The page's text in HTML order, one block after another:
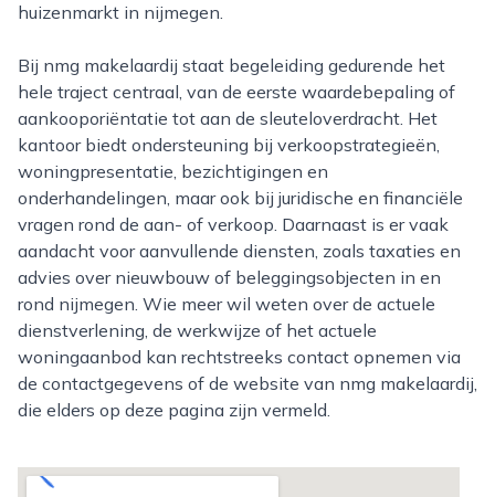
huizenmarkt in nijmegen.
Bij nmg makelaardij staat begeleiding gedurende het
hele traject centraal, van de eerste waardebepaling of
aankooporiëntatie tot aan de sleuteloverdracht. Het
kantoor biedt ondersteuning bij verkoopstrategieën,
woningpresentatie, bezichtigingen en
onderhandelingen, maar ook bij juridische en financiële
vragen rond de aan- of verkoop. Daarnaast is er vaak
aandacht voor aanvullende diensten, zoals taxaties en
advies over nieuwbouw of beleggingsobjecten in en
rond nijmegen. Wie meer wil weten over de actuele
dienstverlening, de werkwijze of het actuele
woningaanbod kan rechtstreeks contact opnemen via
de contactgegevens of de website van nmg makelaardij,
die elders op deze pagina zijn vermeld.